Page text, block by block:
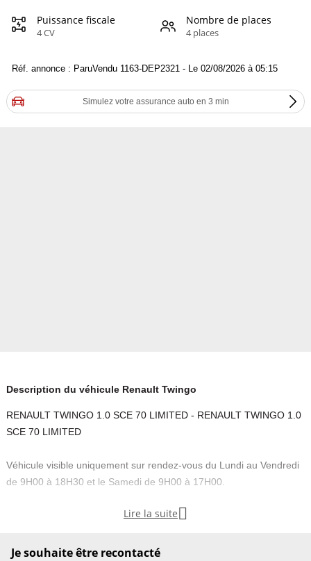
Puissance fiscale
4 CV
Nombre de places
4 places
Réf. annonce : ParuVendu 1163-DEP2321 - Le 02/08/2026 à 05:15
Simulez votre assurance auto en 3 min
Description du véhicule Renault Twingo
RENAULT TWINGO 1.0 SCE 70 LIMITED - RENAULT TWINGO 1.0
SCE 70 LIMITED
Véhicule visible uniquement sur rendez-vous du Lundi au Vendredi
de 9H00 à 18H30 et le Samedi de 9H00 à 17H00.
Contactez l'agence pour plus de renseignements et/ou afin de fixer
Lire la suite 
Je souhaite être recontacté